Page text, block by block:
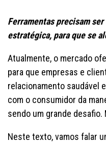
Ferramentas precisam
estratégica, para que se
Atualmente, o mercado
para que empresas e
relacionamento saudável
com o consumidor da
sendo um grande desafio.
Neste texto, vamos falar